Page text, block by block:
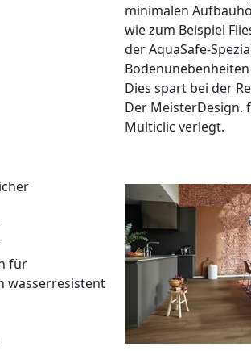
minimalen
wie zum Beispiel
der AquaSafe-
Dies spart bei der
Der MeisterDesign.
Multiclic verlegt.
für
wasserresistent